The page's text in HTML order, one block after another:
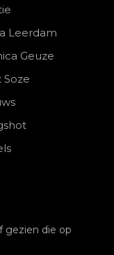
Leerdam
Geuze
Soze
gezien die op